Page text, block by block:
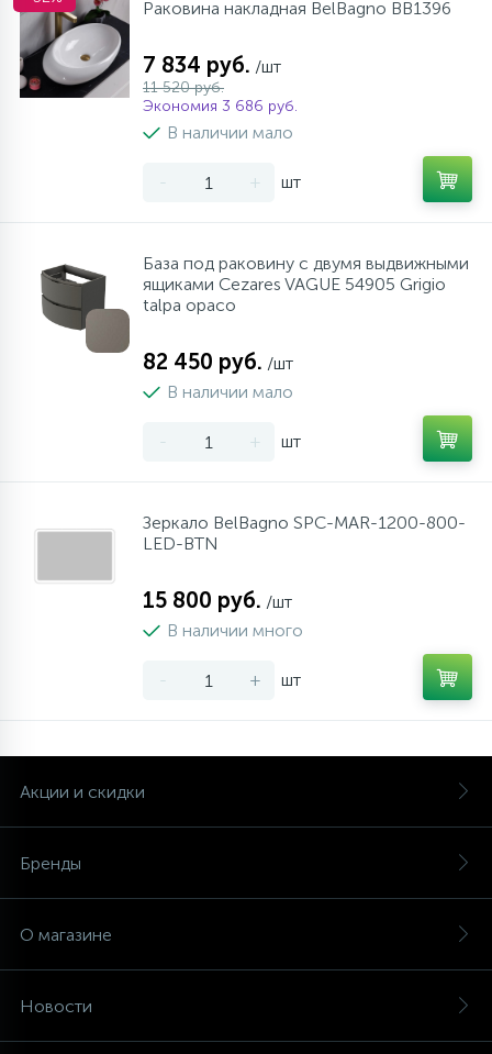
Раковина накладная BelBagno BB1396
7 834 руб. /шт
11 520 руб.
Экономия 3 686 руб.
В наличии мало
- + шт
База под раковину с двумя выдвижными
ящиками Cezares VAGUE 54905 Grigio
talpa opaco
82 450 руб. /шт
В наличии мало
- + шт
Зеркало BelBagno SPC-MAR-1200-800-
LED-BTN
15 800 руб. /шт
В наличии много
- + шт
Акции и скидки
Бренды
О магазине
Новости